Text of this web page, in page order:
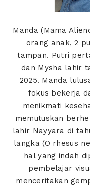
Manda (Mama
orang anak, 2
tampan. Putri
dan Mysha lahir
2025. Manda
fokus bekerja
menikmati
memutuskan
lahir Nayyara di
langka (O rhesus
hal yang indah
pembelajar
menceritakan